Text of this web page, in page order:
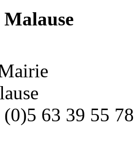
63 39 55 78